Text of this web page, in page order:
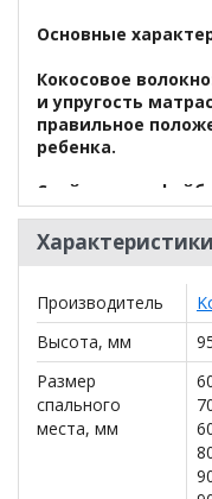
Основные
Кокосовое
и упругость
правильное
ребенка.
Слой
отличной
матраса,
обеспечивая
Подходит для
возраста.
идеальным
детей старшего
Чехол из бязи на
снимается и
простоту ухода и
Производитель
Высота, мм
Размер
спального
места, мм